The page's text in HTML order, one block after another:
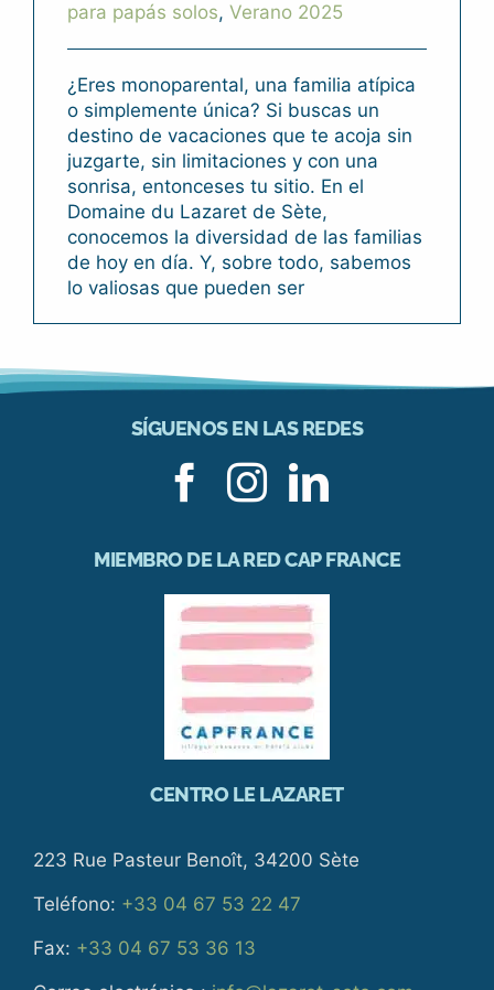
para papás solos, Verano 2025
¿Eres monoparental, una familia atípica
o simplemente única? Si buscas un
destino de vacaciones que te acoja sin
juzgarte, sin limitaciones y con una
sonrisa, entonceses tu sitio. En el
Domaine du Lazaret de Sète,
conocemos la diversidad de las familias
de hoy en día. Y, sobre todo, sabemos
lo valiosas que pueden ser
SÍGUENOS EN LAS REDES
MIEMBRO DE LA RED CAP FRANCE
CENTRO LE LAZARET
223 Rue Pasteur Benoît, 34200 Sète
Teléfono: +33 04 67 53 22 47
Fax: +33 04 67 53 36 13